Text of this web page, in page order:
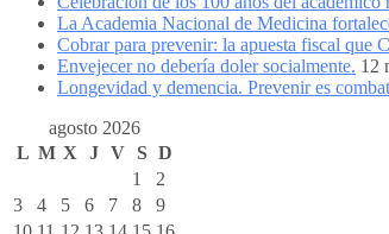
La Academia Nacional de Medicina
Cobrar para prevenir: la apuesta fiscal que
Envejecer no debería doler socialmente. 12
Longevidad y demencia. Prevenir es
agosto 2026
L M X J V S D
1
2
3
4 5 6 7 8
9